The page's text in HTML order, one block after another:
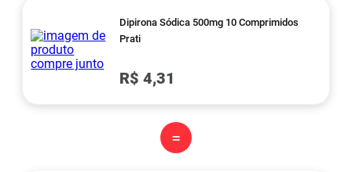
Dipirona Sódica 500mg 10 Comprimidos
Prati
R$ 4,31
=